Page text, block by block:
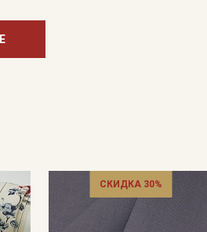
СКИДКА 30%